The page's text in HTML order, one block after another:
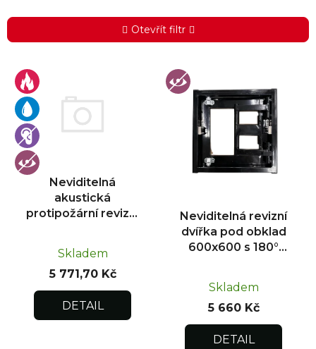
Otevřít filtr
ý
p
s
p
Neviditelná
akustická
protipožární revizní
Skladem
5 771,70 Kč
DETAIL
Neviditelná revizní
dvířka pod obklad
600x600 s 180°
Skladem
5 660 Kč
DETAIL